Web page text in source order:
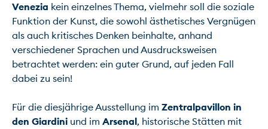
Venezia kein einzelnes Thema, vielmehr soll die soziale
Funktion der Kunst, die sowohl ästhetisches Vergnügen
als auch kritisches Denken beinhalte, anhand
verschiedener Sprachen und Ausdrucksweisen
betrachtet werden: ein guter Grund, auf jeden Fall
dabei zu sein!
Für die diesjährige Ausstellung im Zentralpavillon in
den Giardini und im Arsenal, historische Stätten mit